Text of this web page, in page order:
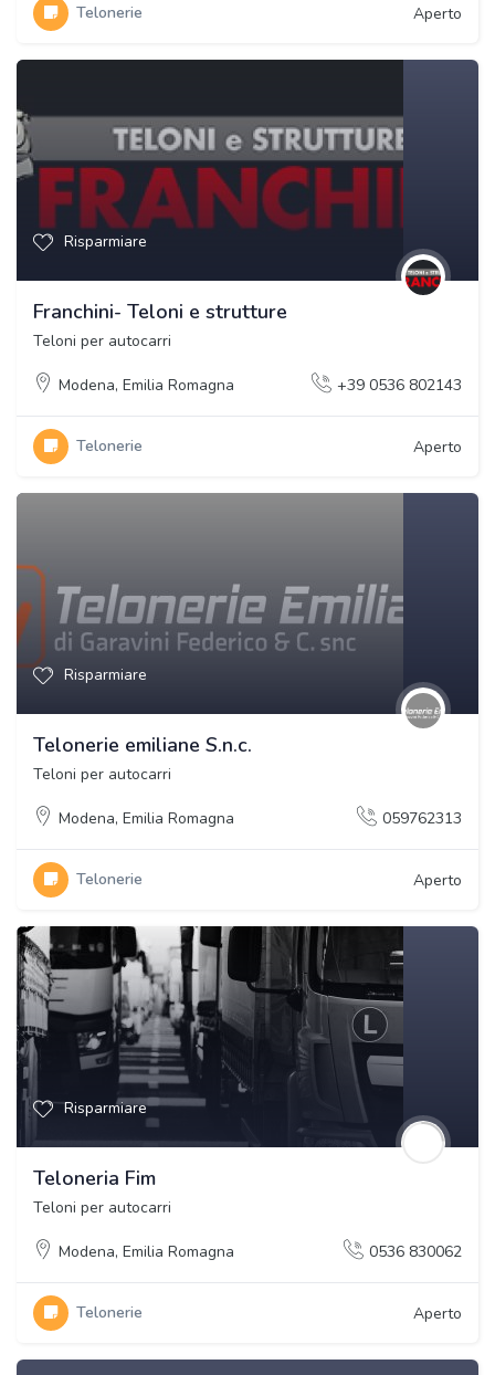
Telonerie Aperto
Risparmiare
Franchini- Teloni e strutture
Teloni per autocarri
Modena, Emilia Romagna +39 0536 802143
Telonerie Aperto
Risparmiare
Telonerie emiliane S.n.c.
Teloni per autocarri
Modena, Emilia Romagna 059762313
Telonerie Aperto
Risparmiare
Teloneria Fim
Teloni per autocarri
Modena, Emilia Romagna 0536 830062
Telonerie Aperto